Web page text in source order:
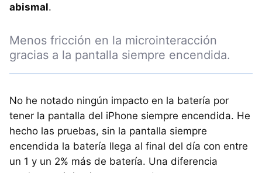
abismal.
Menos fricción en la microinteracción
gracias a la pantalla siempre encendida.
No he notado ningún impacto en la batería por
tener la pantalla del iPhone siempre encendida. He
hecho las pruebas, sin la pantalla siempre
encendida la batería llega al final del día con entre
un 1 y un 2% más de batería. Una diferencia